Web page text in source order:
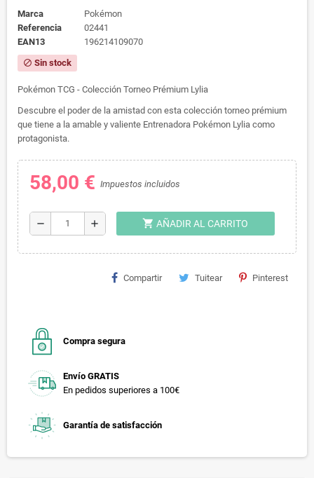
Marca
Pokémon
Referencia
02441
EAN13
196214109070
block Sin stock
Pokémon TCG - Colección Torneo Prémium Lylia
Descubre el poder de la amistad con esta colección torneo prémium
que tiene a la amable y valiente Entrenadora Pokémon Lylia como
protagonista.
58,00 € Impuestos incluidos
remove add shopping_cart AÑADIR AL CARRITO
Compartir Tuitear Pinterest
Compra segura
Envío GRATIS
En pedidos superiores a 100€
Garantía de satisfacción